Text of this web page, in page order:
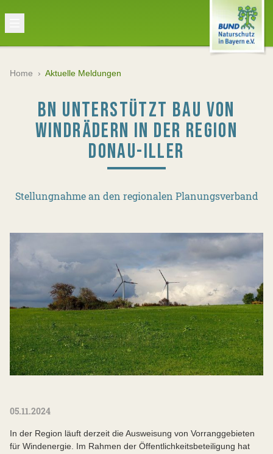
Home › Aktuelle Meldungen
BN UNTERSTÜTZT BAU VON
WINDRÄDERN IN DER REGION
DONAU-ILLER
Stellungnahme an den regionalen Planungsverband
05.11.2024
In der Region läuft derzeit die Ausweisung von Vorranggebieten
für Windenergie. Im Rahmen der Öffentlichkeitsbeteiligung hat